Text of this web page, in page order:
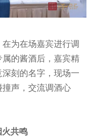
为在场嘉宾进行调
的酱酒后，嘉宾精
刻的名字，现场一
声，交流调酒心
共鸣